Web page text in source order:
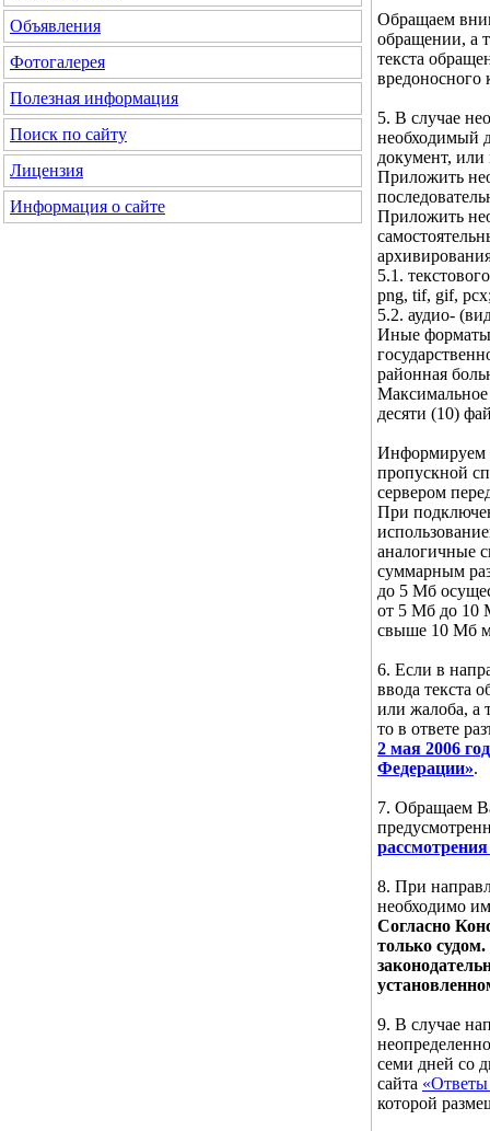
Объявления
Фотогалерея
Полезная информация
Поиск по сайту
Лицензия
Информация о сайте
Обращаем
обращении, а
текста
вредоносного
5. В случае
необходимый
документ,
Приложить
Приложить
5.1.
png, tif, gif,
5.2. аудио-
Иные форматы
районная
десяти (10)
Информируем
пропускной
сервером
При
аналогичные
суммарным
до 5 Мб
от 5 Мб до 10
свыше 10 Мб
6. Если в
ввода текста
или жалоба, а
то в ответе
2 мая 2006
Федерации».
7. Обращаем
8. При
необходимо
Согласно
только
9. В случае
семи дней со
сайта «Ответы
которой